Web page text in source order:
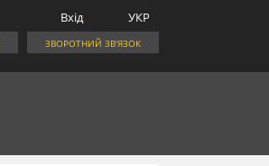
УКР
Вхід
ЗВОРОТНИЙ ЗВ'ЯЗОК